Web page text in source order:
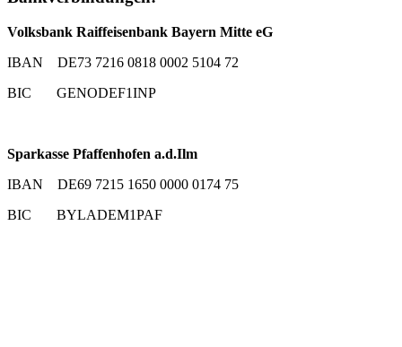
Volksbank Raiffeisenbank Bayern Mitte eG
IBAN DE73 7216 0818 0002 5104 72
BIC GENODEF1INP
Sparkasse Pfaffenhofen a.d.Ilm
IBAN DE69 7215 1650 0000 0174 75
BIC BYLADEM1PAF